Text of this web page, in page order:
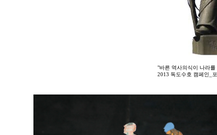
"바른 역사의식이 나라를
2013 독도수호 캠페인_